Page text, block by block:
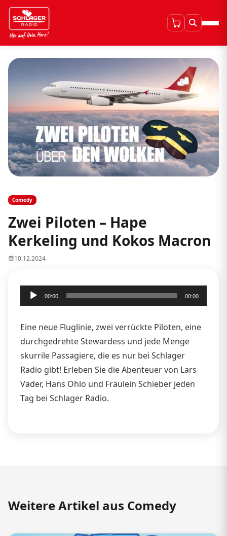
Comedy
Zwei Piloten – Hape
Kerkeling und Kokos Macron
10.12.2024
Audio-
Player
00:00 00:00
Eine neue Fluglinie, zwei verrückte Piloten, eine
durchgedrehte Stewardess und jede Menge
skurrile Passagiere, die es nur bei Schlager
Radio gibt! Erleben Sie die Abenteuer von Lars
Vader, Hans Ohlo und Fräulein Schieber jeden
Tag bei Schlager Radio.
Weitere Artikel aus Comedy